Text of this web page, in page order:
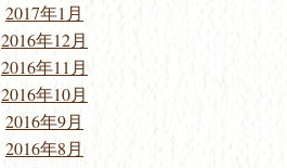
2017年1月
2016年12月
2016年11月
2016年10月
2016年9月
2016年8月